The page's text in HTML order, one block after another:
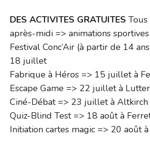
DES ACTIVITES GRATUITES
après-midi => animations
Festival Conc’Air (à partir de 14
18 juillet
Fabrique à Héros => 15 juillet à
Escape Game => 22 juillet à Lutter
Ciné-Débat => 23 juillet à Altkirch
Quiz-Blind Test => 18 août à
Initiation cartes magic => 20 août